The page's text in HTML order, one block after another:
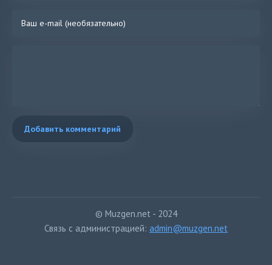
Добавить комментарий
© Muzgen.net - 2024
Связь с администрацией: admin@muzgen.net